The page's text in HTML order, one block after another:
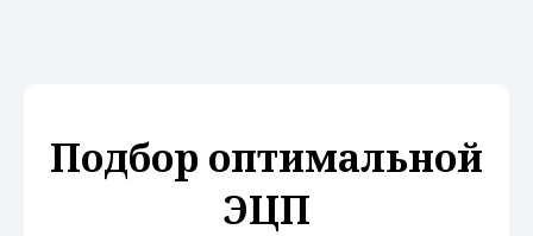
Подбор оптимальной
ЭЦП